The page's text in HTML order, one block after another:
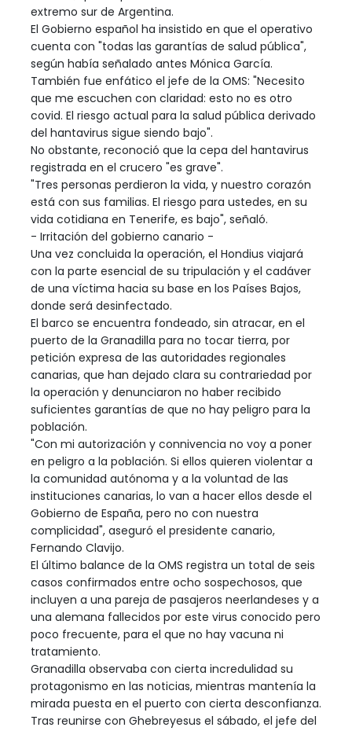
extremo sur de Argentina.
El Gobierno español ha insistido en que el operativo
cuenta con "todas las garantías de salud pública",
según había señalado antes Mónica García.
También fue enfático el jefe de la OMS: "Necesito
que me escuchen con claridad: esto no es otro
covid. El riesgo actual para la salud pública derivado
del hantavirus sigue siendo bajo".
No obstante, reconoció que la cepa del hantavirus
registrada en el crucero "es grave".
"Tres personas perdieron la vida, y nuestro corazón
está con sus familias. El riesgo para ustedes, en su
vida cotidiana en Tenerife, es bajo", señaló.
- Irritación del gobierno canario -
Una vez concluida la operación, el Hondius viajará
con la parte esencial de su tripulación y el cadáver
de una víctima hacia su base en los Países Bajos,
donde será desinfectado.
El barco se encuentra fondeado, sin atracar, en el
puerto de la Granadilla para no tocar tierra, por
petición expresa de las autoridades regionales
canarias, que han dejado clara su contrariedad por
la operación y denunciaron no haber recibido
suficientes garantías de que no hay peligro para la
población.
"Con mi autorización y connivencia no voy a poner
en peligro a la población. Si ellos quieren violentar a
la comunidad autónoma y a la voluntad de las
instituciones canarias, lo van a hacer ellos desde el
Gobierno de España, pero no con nuestra
complicidad", aseguró el presidente canario,
Fernando Clavijo.
El último balance de la OMS registra un total de seis
casos confirmados entre ocho sospechosos, que
incluyen a una pareja de pasajeros neerlandeses y a
una alemana fallecidos por este virus conocido pero
poco frecuente, para el que no hay vacuna ni
tratamiento.
Granadilla observaba con cierta incredulidad su
protagonismo en las noticias, mientras mantenía la
mirada puesta en el puerto con cierta desconfianza.
Tras reunirse con Ghebreyesus el sábado, el jefe del